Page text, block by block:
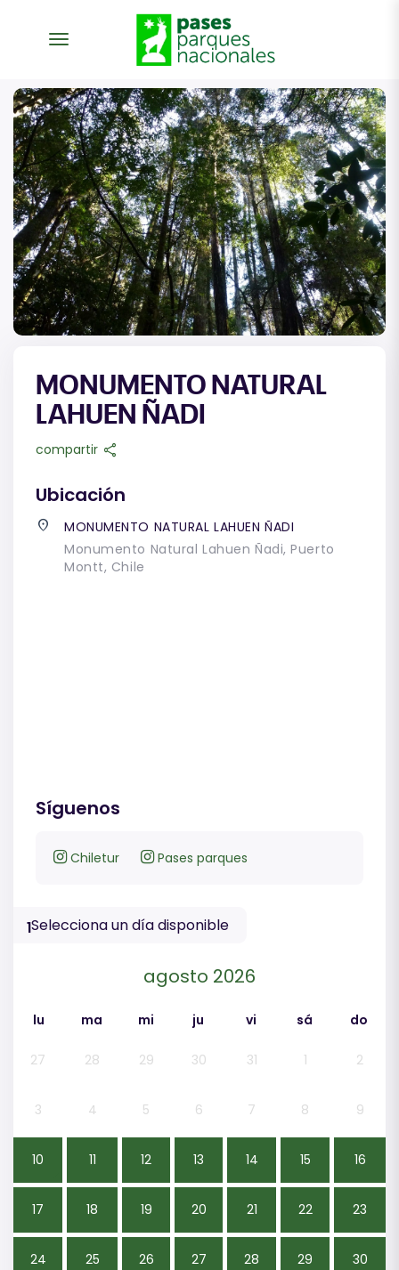
desplegar navegación
MONUMENTO NATURAL
LAHUEN ÑADI
compartir share
Ubicación
place
MONUMENTO NATURAL LAHUEN ÑADI
Monumento Natural Lahuen Ñadi, Puerto
Montt, Chile
Síguenos
Chiletur Pases parques
Selecciona un día disponible
1
agosto 2026
lu ma mi ju vi sá do
27 28 29 30 31 1 2
3 4 5 6 7 8 9
10 11 12 13 14 15 16
17 18 19 20 21 22 23
24 25 26 27 28 29 30